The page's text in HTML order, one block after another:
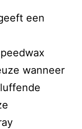
een
wanneer